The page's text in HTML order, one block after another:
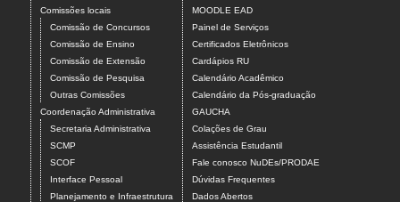
Comissões locais
Comissão de Concursos
Comissão de Ensino
Comissão de Extensão
Comissão de Pesquisa
Outras Comissões
Coordenação Administrativa
Secretaria Administrativa
SCMP
SCOF
Interface Pessoal
Planejamento e Infraestrutura
MOODLE EAD
Painel de Serviços
Certificados Eletrônicos
Cardápios RU
Calendário Acadêmico
Calendário da Pós-graduação
GAUCHA
Colações de Grau
Assistência Estudantil
Fale conosco NuDEs/PRODAE
Dúvidas Frequentes
Dados Abertos